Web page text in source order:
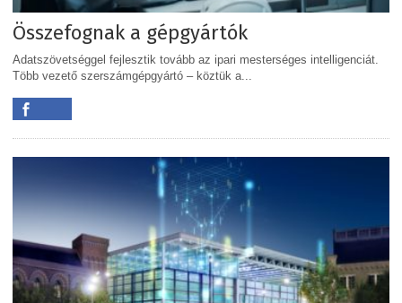
Összefognak a gépgyártók
Adatszövetséggel fejlesztik tovább az ipari mesterséges intelligenciát.
Több vezető szerszámgépgyártó – köztük a...